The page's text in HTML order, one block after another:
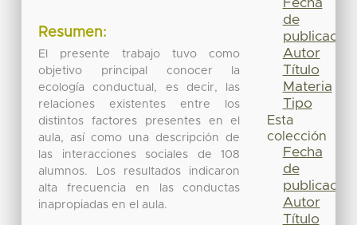
Resumen:
El presente trabajo tuvo como
objetivo principal conocer la
ecología conductual, es decir, las
relaciones existentes entre los
distintos factores presentes en el
aula, así como una descripción de
las interacciones sociales de 108
alumnos. Los resultados indicaron
alta frecuencia en las conductas
inapropiadas en el aula.
Fecha
de
publicación
Autor
Título
Materia
Tipo
Esta
colección
Fecha
de
publicación
Autor
Título